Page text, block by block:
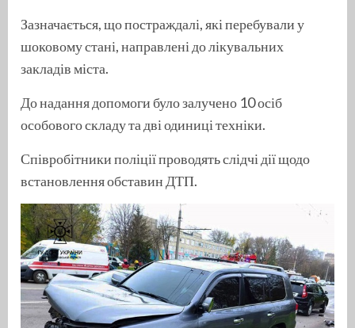
Зазначається, що постраждалі, які перебували у
шоковому стані, направлені до лікувальних
закладів міста.
До надання допомоги було залучено 10 осіб
особового складу та дві одиниці техніки.
Співробітники поліції проводять слідчі дії щодо
встановлення обставин ДТП.